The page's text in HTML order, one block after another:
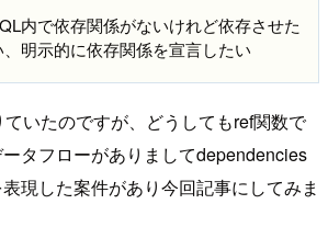
内で依存関係がないけれど依存させた
、明示的に依存関係を宣言したい
いたのですが、どうしてもref関数で
タフローがありましてdependencies
現した案件があり今回記事にしてみま